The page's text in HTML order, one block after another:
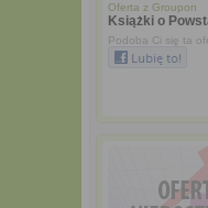
Oferta z Groupon
Książki o
Podoba Ci się ta